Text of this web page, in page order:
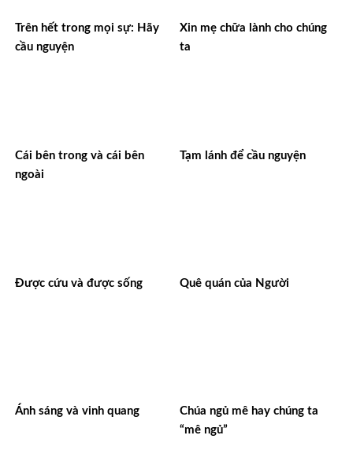
Trên hết trong mọi sự: Hãy
cầu nguyện
Xin mẹ chữa lành cho chúng
ta
Cái bên trong và cái bên
ngoài
Tạm lánh để cầu nguyện
Được cứu và được sống Quê quán của Người
Ánh sáng và vinh quang
Chúa ngủ mê hay chúng ta
“mê ngủ”